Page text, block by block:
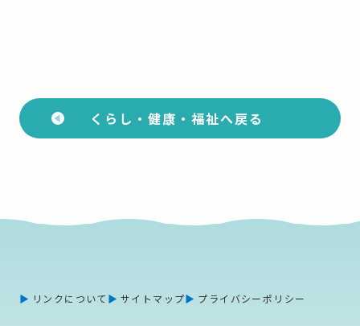
くらし・健康・福祉へ戻る
リンクについて サイトマップ プライバシーポリシー